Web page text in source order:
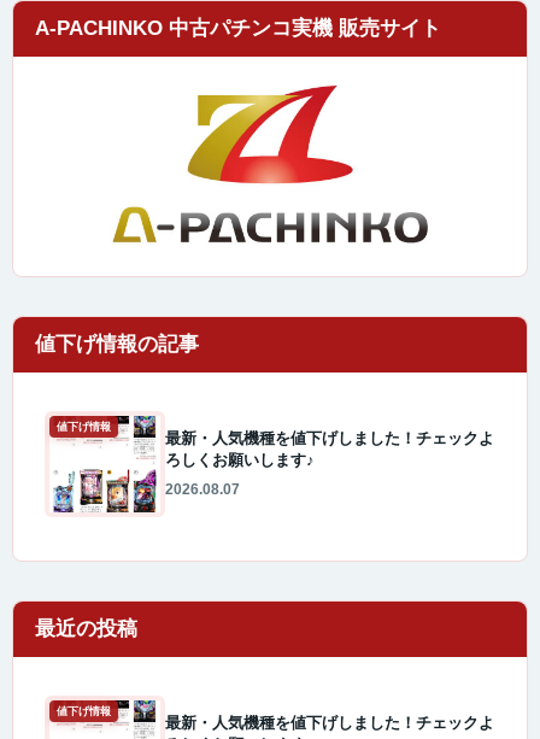
A-PACHINKO 中古パチンコ実機 販売サイト
値下げ情報
最新・人気機種を値下げしました！チェックよ
ろしくお願いします♪
2026.08.07
最近の投稿
値下げ情報
最新・人気機種を値下げしました！チェックよ